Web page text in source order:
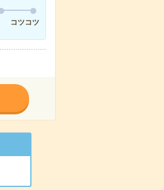
コツコツ